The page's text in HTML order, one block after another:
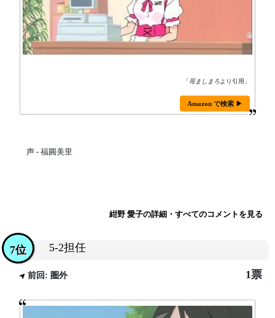
「苺ましまろ より引用」
Amazon で検索 ▶
声 - 福圓美里
紺野 愛子の詳細・すべてのコメントを見る
5-2担任
7位
前回: 圏外 1票